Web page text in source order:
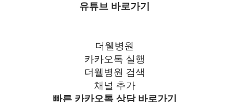
유튜브 바로가기
더웰병원
카카오톡 실행
더웰병원 검색
채널 추가
빠른 카카오톡 상담바로가기